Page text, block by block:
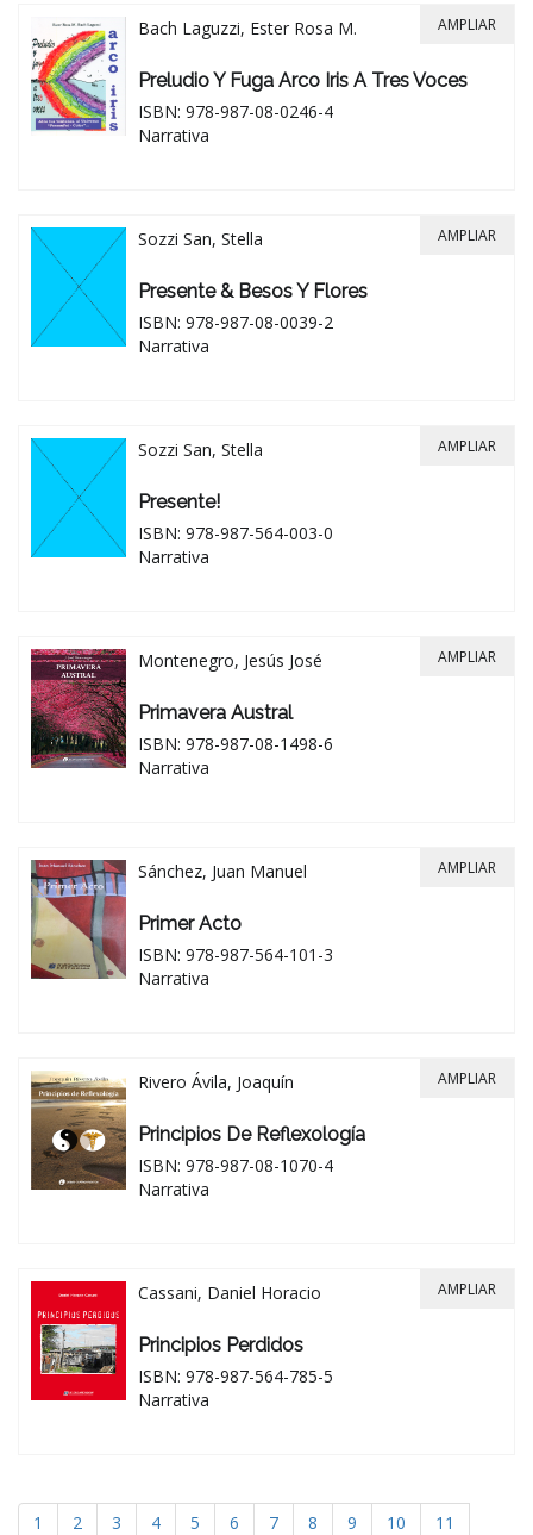
Bach Laguzzi, Ester Rosa M.
Preludio Y Fuga Arco Iris A Tres Voces
ISBN: 978-987-08-0246-4
Narrativa
AMPLIAR
Sozzi San, Stella
Presente & Besos Y Flores
ISBN: 978-987-08-0039-2
Narrativa
AMPLIAR
Sozzi San, Stella
Presente!
ISBN: 978-987-564-003-0
Narrativa
AMPLIAR
Montenegro, Jesús José
Primavera Austral
ISBN: 978-987-08-1498-6
Narrativa
AMPLIAR
Sánchez, Juan Manuel
Primer Acto
ISBN: 978-987-564-101-3
Narrativa
AMPLIAR
Rivero Ávila, Joaquín
Principios De Reflexología
ISBN: 978-987-08-1070-4
Narrativa
AMPLIAR
Cassani, Daniel Horacio
Principios Perdidos
ISBN: 978-987-564-785-5
Narrativa
AMPLIAR
1 2 3 4 5 6 7 8 9 10
11